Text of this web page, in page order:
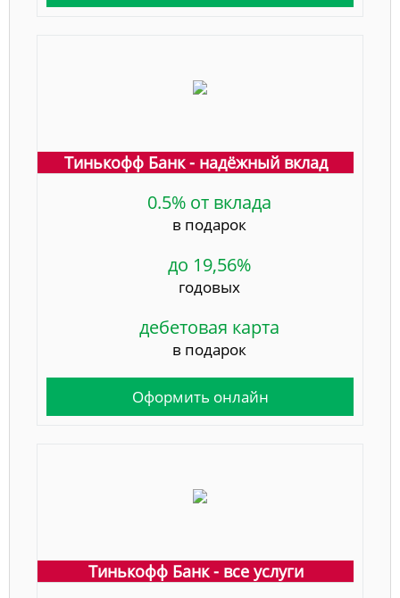
Тинькофф Банк - надёжный вклад
0.5% от вклада
в подарок
до 19,56%
годовых
дебетовая карта
в подарок
Оформить онлайн
Тинькофф Банк - все услуги